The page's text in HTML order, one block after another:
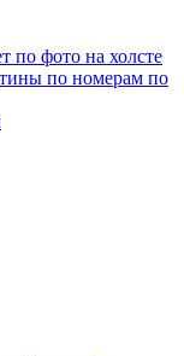
по фото на холсте
по номерам по